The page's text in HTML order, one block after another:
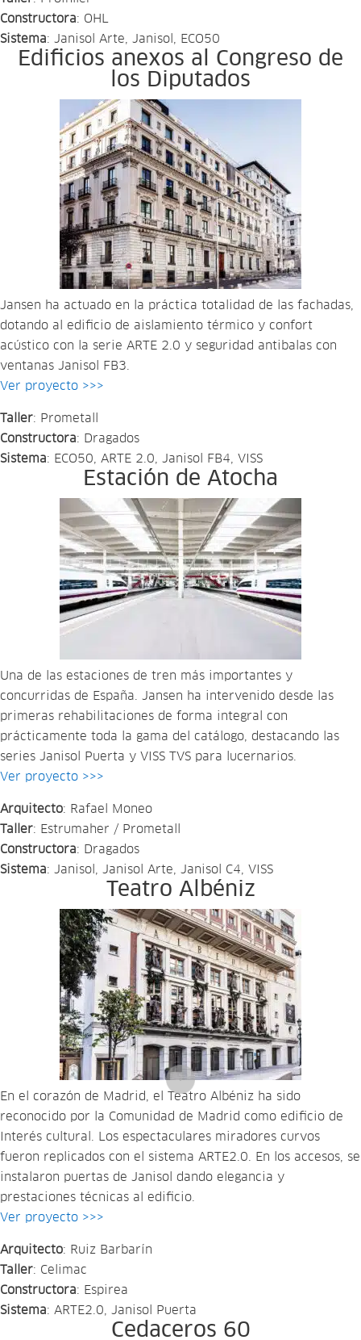
Constructora: OHL
Sistema: Janisol Arte, Janisol, ECO50
Edificios anexos al Congreso de
los Diputados
Jansen ha actuado en la práctica totalidad de las fachadas,
dotando al edificio de aislamiento térmico y confort
acústico con la serie ARTE 2.0 y seguridad antibalas con
ventanas Janisol FB3.
Ver proyecto >>>
Taller: Prometall
Constructora: Dragados
Sistema: ECO50, ARTE 2.0, Janisol FB4, VISS
Estación de Atocha
Una de las estaciones de tren más importantes y
concurridas de España. Jansen ha intervenido desde las
primeras rehabilitaciones de forma integral con
prácticamente toda la gama del catálogo, destacando las
series Janisol Puerta y VISS TVS para lucernarios.
Ver proyecto >>>
Arquitecto: Rafael Moneo
Taller: Estrumaher / Prometall
Constructora: Dragados
Sistema: Janisol, Janisol Arte, Janisol C4, VISS
Teatro Albéniz
En el corazón de Madrid, el Teatro Albéniz ha sido
reconocido por la Comunidad de Madrid como edificio de
Interés cultural. Los espectaculares miradores curvos
fueron replicados con el sistema ARTE2.0. En los accesos, se
instalaron puertas de Janisol dando elegancia y
prestaciones técnicas al edificio.
Ver proyecto >>>
Arquitecto: Ruiz Barbarín
Taller: Celimac
Constructora: Espirea
Sistema: ARTE2.0, Janisol Puerta
Cedaceros 60